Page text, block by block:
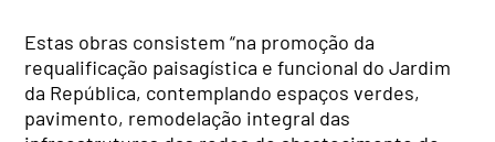
Estas obras consistem “na promoção da
requalificação paisagística e funcional do Jardim
da República, contemplando espaços verdes,
pavimento, remodelação integral das